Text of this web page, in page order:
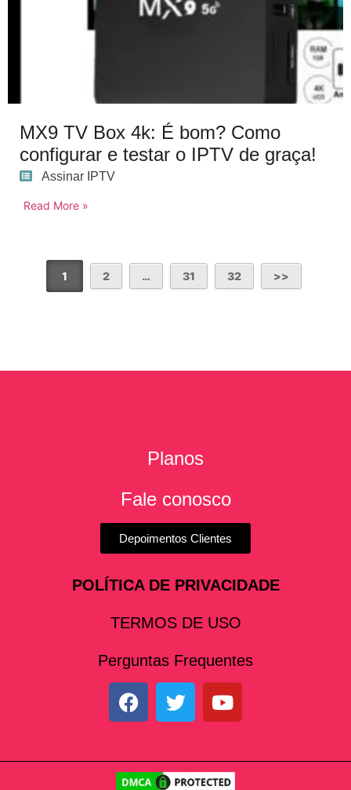
MX9 TV Box 4k: É bom? Como
configurar e testar o IPTV de graça!
Assinar IPTV
Read More »
1 2 … 31 32
Planos
Fale conosco
Depoimentos Clientes
POLÍTICA DE PRIVACIDADE
TERMOS DE USO
Perguntas Frequentes